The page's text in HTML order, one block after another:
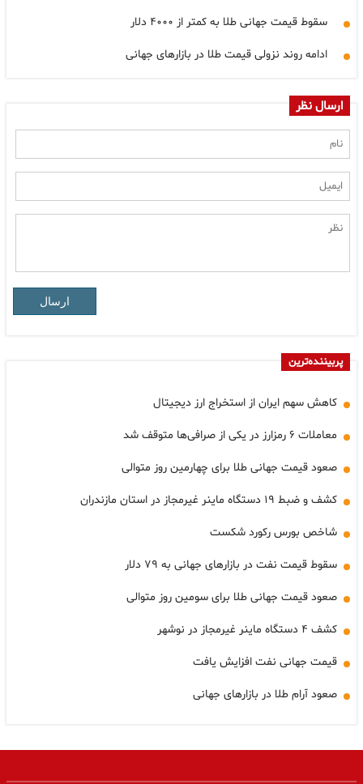
سقوط قیمت جهانی طلا به کمتر از ۴۰۰۰ دلار
ادامه روند نزولی قیمت طلا در بازارهای جهانی
ارسال نظر
ارسال
پربیننده‌ترین
کاهش سهم ایران از استخراج ارز دیجیتال
معاملات ۶ رمزارز در یکی از صرافی‌ها متوقف شد
صعود قیمت جهانی طلا برای چهارمین روز متوالی
کشف و ضبط ۱۹ دستگاه ماینر غیرمجاز در استان مازندران
شاخص بورس رکورد شکست
سقوط قیمت نفت در بازارهای جهانی به ۷۹ دلار
صعود قیمت جهانی طلا برای سومین روز متوالی
کشف ۴ دستگاه ماینر غیرمجاز در نوشهر
قیمت جهانی نفت افزایش یافت
صعود آرام طلا در بازارهای جهانی